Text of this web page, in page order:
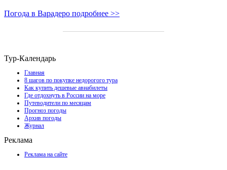
Погода в Варадеро подробнее >>
Тур-Календарь
Главная
8 шагов по покупке недорогого тура
Как купить дешевые авиабилеты
Где отдохнуть в России на море
Путеводители по месяцам
Прогноз погоды
Архив погоды
Журнал
Реклама
Реклама на сайте